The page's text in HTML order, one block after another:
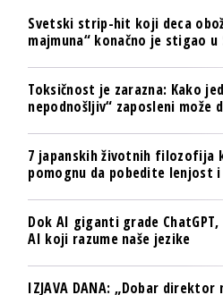
Svetski strip-hit koji deca
majmuna“ konačno je stigao u
Toksičnost je zarazna: Kako
nepodnošljiv“ zaposleni može
7 japanskih životnih filozofija
pomognu da pobedite lenjost
Dok AI giganti grade
AI koji razume naše jezike
IZJAVA DANA: „Dobar